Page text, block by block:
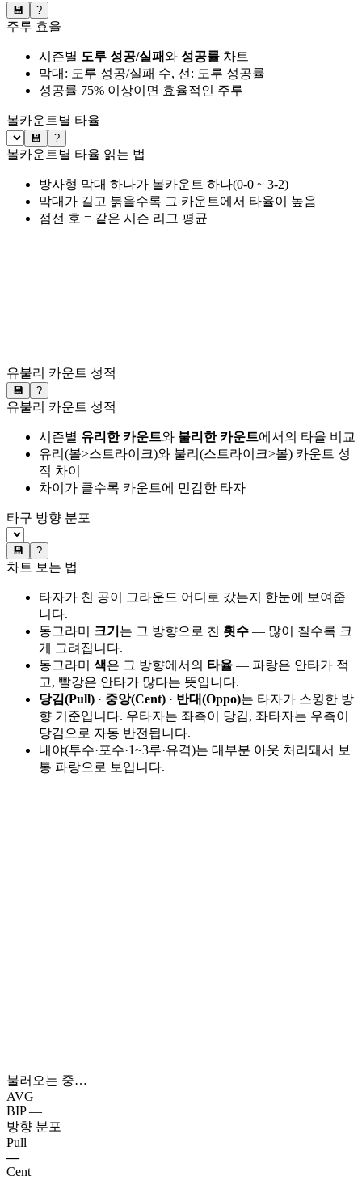
💾 ?
주루 효율
시즌별 도루 성공/실패와 성공률 차트
막대: 도루 성공/실패 수, 선: 도루 성공률
성공률 75% 이상이면 효율적인 주루
볼카운트별 타율
💾 ?
볼카운트별 타율 읽는 법
방사형 막대 하나가 볼카운트 하나(0-0 ~ 3-2)
막대가 길고 붉을수록 그 카운트에서 타율이 높음
점선 호 = 같은 시즌 리그 평균
유불리 카운트 성적
💾 ?
유불리 카운트 성적
시즌별 유리한 카운트와 불리한 카운트에서의 타율 비교
유리(볼>스트라이크)와 불리(스트라이크>볼) 카운트 성
적 차이
차이가 클수록 카운트에 민감한 타자
타구 방향 분포
💾 ?
차트 보는 법
타자가 친 공이 그라운드 어디로 갔는지 한눈에 보여줍
니다.
동그라미 크기 는 그 방향으로 친 횟수 — 많이 칠수록 크
게 그려집니다.
동그라미 색은 그 방향에서의 타율 — 파랑은 안타가 적
고, 빨강은 안타가 많다는 뜻입니다.
당김(Pull) · 중앙(Cent) · 반대(Oppo)는 타자가 스윙한 방
향 기준입니다. 우타자는 좌측이 당김, 좌타자는 우측이
당김으로 자동 반전됩니다.
내야(투수·포수·1~3루·유격)는 대부분 아웃 처리돼서 보
통 파랑으로 보입니다.
불러오는 중…
AVG —
BIP —
방향 분포
Pull
—
Cent